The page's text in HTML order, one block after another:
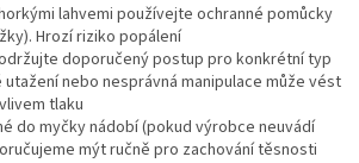
lahvemi používejte ochranné pomůcky
Hrozí riziko popálení
doporučený postup pro konkrétní typ
utažení nebo nesprávná manipulace může vést
tlaku
do myčky nádobí (pokud výrobce neuvádí
mýt ručně pro zachování těsnosti